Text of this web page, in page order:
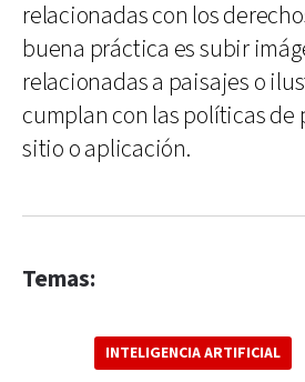
relacionadas con los
buena práctica es subir
relacionadas a paisajes o
cumplan con las políticas
sitio o aplicación.
Temas:
INTELIGENCIA ARTIFICIAL